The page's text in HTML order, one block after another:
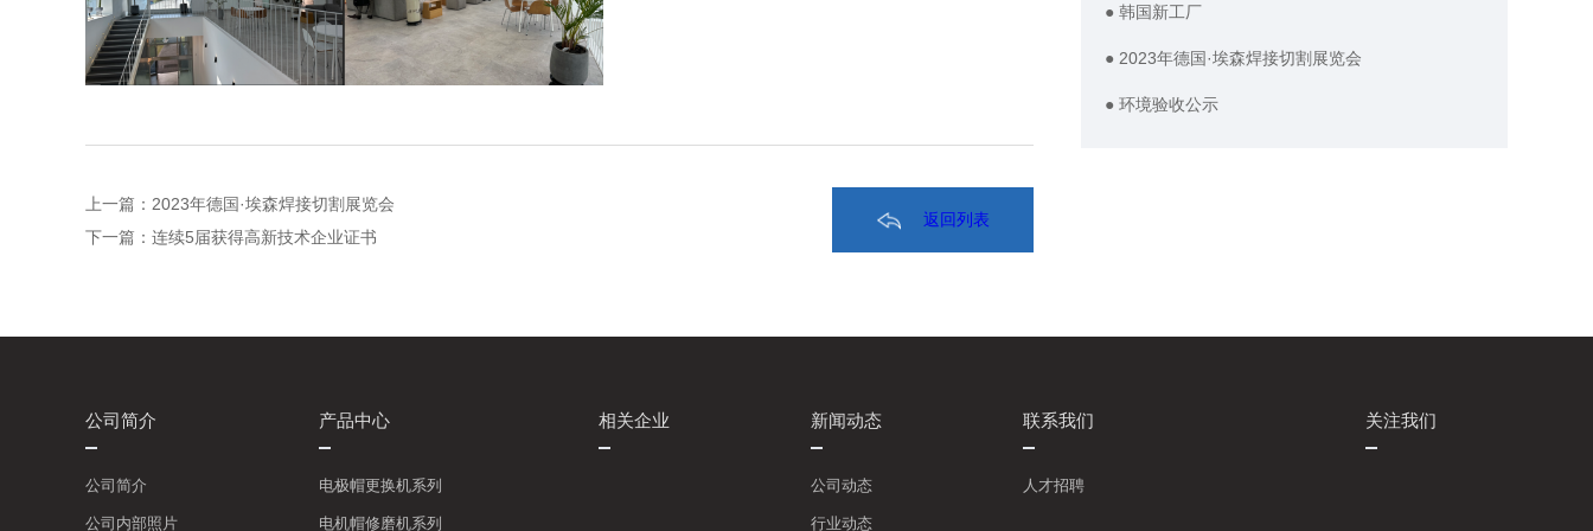
上一篇： 2023年德国·埃森焊接切割展览会
下一篇： 连续5届获得高新技术企业证书
返回列表
● 韩国新工厂
● 2023年德国·埃森焊接切割展览会
● 环境验收公示
公司简介
公司简介
公司内部照片
产品中心
电极帽更换机系列
电机帽修磨机系列
相关企业 新闻动态
公司动态
行业动态
联系我们
人才招聘
关注我们